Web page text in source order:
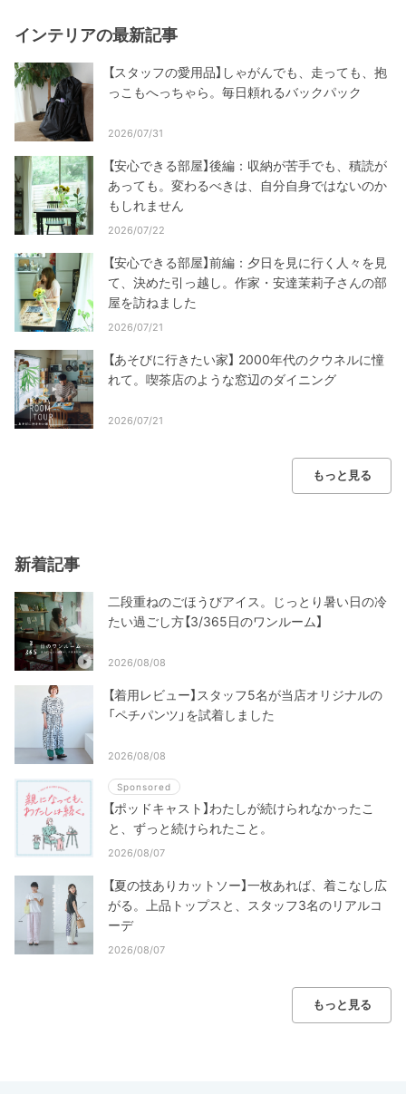
インテリアの最新記事
【スタッフの愛用品】しゃがんでも、走っても、抱
っこもへっちゃら。毎日頼れるバックパック
2026/07/31
【安心できる部屋】後編：収納が苦手でも、積読が
あっても。変わるべきは、自分自身ではないのか
もしれません
2026/07/22
【安心できる部屋】前編：夕日を見に行く人々を見
て、決めた引っ越し。作家・安達茉莉子さんの部
屋を訪ねました
2026/07/21
【あそびに行きたい家】 2000年代のクウネルに憧
れて。喫茶店のような窓辺のダイニング
2026/07/21
もっと見る
新着記事
二段重ねのごほうびアイス。じっとり暑い日の冷
たい過ごし方【3/365日のワンルーム】
2026/08/08
【着用レビュー】スタッフ5名が当店オリジナルの
「ペチパンツ」を試着しました
2026/08/08
Sponsored
【ポッドキャスト】わたしが続けられなかったこ
と、ずっと続けられたこと。
2026/08/07
【夏の技ありカットソー】一枚あれば、着こなし広
がる。上品トップスと、スタッフ3名のリアルコ
ーデ
2026/08/07
もっと見る